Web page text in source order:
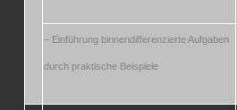
– Einführung binnendifferenzierte Aufgaben
durch praktische Beispiele